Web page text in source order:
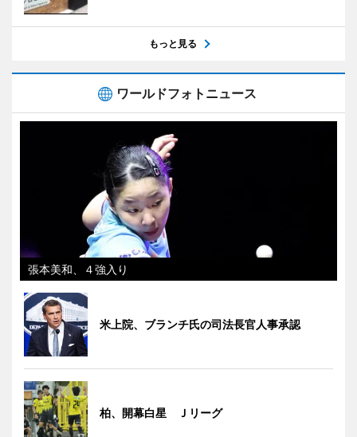
もっと見る
ワールドフォトニュース
張本美和、４強入り
米上院、ブランチ氏の司法長官人事承認
柏、開幕白星 Ｊリーグ